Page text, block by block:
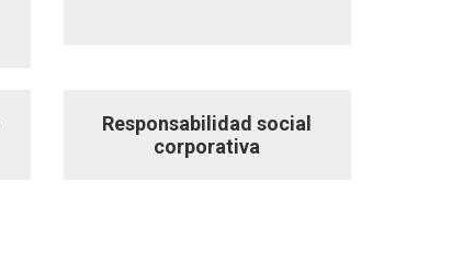
Responsabilidad social
corporativa